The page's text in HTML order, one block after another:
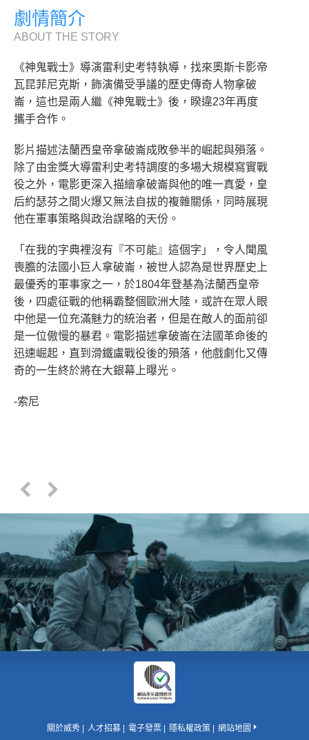
劇情簡介
ABOUT THE STORY
《神鬼戰士》導演雷利史考特執導，找來奧斯卡影帝
瓦昆菲尼克斯，飾演備受爭議的歷史傳奇人物拿破
崙，這也是兩人繼《神鬼戰士》後，睽違23年再度
攜手合作。
影片描述法蘭西皇帝拿破崙成敗參半的崛起與殞落。
除了由金獎大導雷利史考特調度的多場大規模寫實戰
役之外，電影更深入描繪拿破崙與他的唯一真愛，皇
后約瑟芬之間火爆又無法自拔的複雜關係，同時展現
他在軍事策略與政治謀略的天份。
「在我的字典裡沒有『不可能』這個字」，令人聞風
喪膽的法國小巨人拿破崙，被世人認為是世界歷史上
最優秀的軍事家之一，於1804年登基為法蘭西皇帝
後，四處征戰的他稱霸整個歐洲大陸，或許在眾人眼
中他是一位充滿魅力的統治者，但是在敵人的面前卻
是一位傲慢的暴君。電影描述拿破崙在法國革命後的
迅速崛起，直到滑鐵盧戰役後的殞落，他戲劇化又傳
奇的一生終於將在大銀幕上曝光。
-索尼
關於威秀 人才招募 電子發票 隱私權政策 網站地圖